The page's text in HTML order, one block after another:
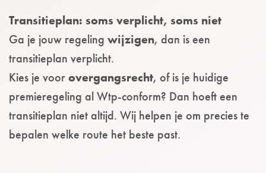
Transitieplan: soms verplicht, soms niet
Ga je jouw regeling wijzigen, dan is een
transitieplan verplicht.
Kies je voorovergangsrecht, of is je huidige
premieregeling al Wtp-conform? Dan hoeft een
transitieplan niet altijd. Wij helpen je om precies te
bepalen welke route het beste past.